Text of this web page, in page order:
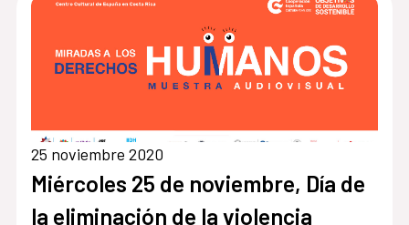
25 noviembre 2020
Miércoles 25 de noviembre, Día de
la eliminación de la violencia